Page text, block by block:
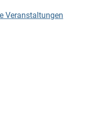
Veranstaltungen